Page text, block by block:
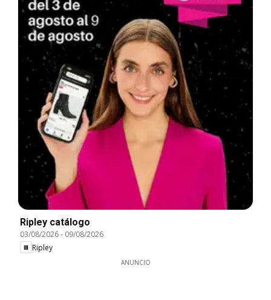
Ripley catálogo
03/08/2026- 09/08/2026
Ripley
ANUNCIO